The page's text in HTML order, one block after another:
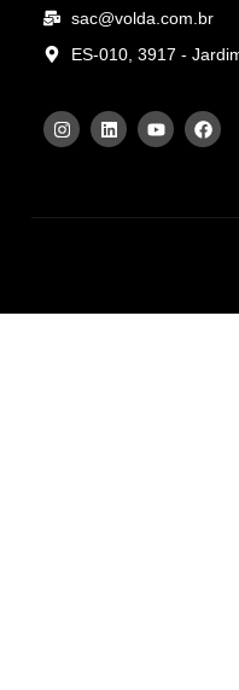
sac@volda.com.br
ES-010, 3917 -